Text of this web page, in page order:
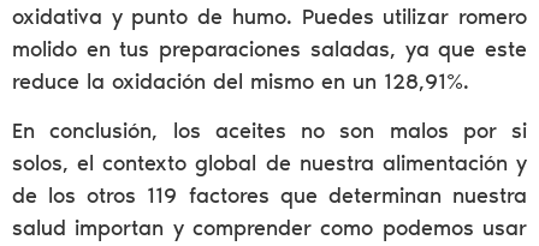
oxidativa y punto de humo. Puedes utilizar romero
molido en tus preparaciones saladas, ya que este
reduce la oxidación del mismo en un 128,91%.
En conclusión, los aceites no son malos por si
solos, el contexto global de nuestra alimentación y
de los otros 119 factores que determinan nuestra
salud importan y comprender como podemos usar